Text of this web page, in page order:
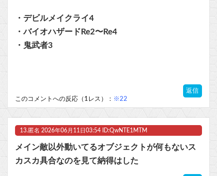
・デビルメイクライ4
・バイオハザードRe2〜Re4
・鬼武者3
返信
このコメントへの反応（1レス）： ※22
13. 匿名 2026年06月11日03:54 ID:QwNTE1MTM
メイン敵以外動いてるオブジェクトが何もないス
カスカ具合なのを見て納得はした